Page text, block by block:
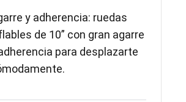
y adherencia: ruedas
de 10” con gran agarre
para desplazarte